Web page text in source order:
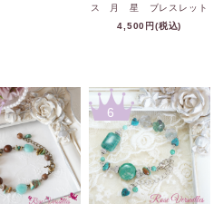
ス 月 星 ブレスレット
4,500円(税込)
6